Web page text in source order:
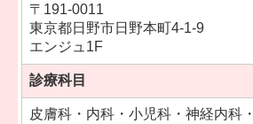
〒 191-0011
東京都日野市日野本町4-1-9
エンジュ1F
診療科目
皮膚科・内科・小児科・神経内科